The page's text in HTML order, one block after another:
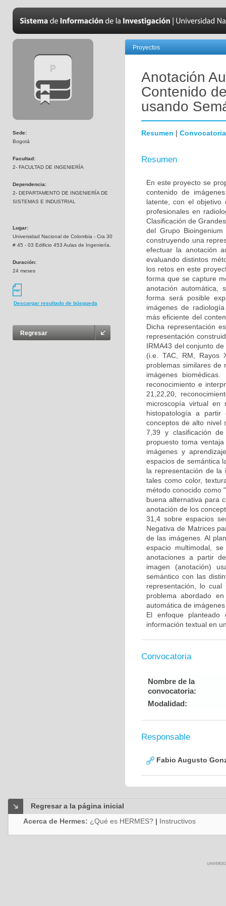
Sede:
Bogotá
Facultad:
2- FACULTAD DE INGENIERÍA
Dependencia:
2- DEPARTAMENTO DE INGENIERÍA DE
SISTEMAS E INDUSTRIAL
Lugar:
Universidad Nacional de Colombia - Cra 30
# 45 - 03 Edificio 453 Aulas de Ingeniería.
Duración:
24 meses
Descargar resultado de búsqueda
Regresar
Proyectos
Anotación
Contenido
usando
Resumen | Convocatoria
Resumen
En este proyecto se
contenido de
latente, con el objetivo
profesionales en
Clasificación de
del Grupo
construyendo una
efectuar la anotación
evaluando distintos
los retos en este
forma que se capture
anotación automática,
forma será posible
imágenes de
más eficiente del
Dicha representación
representación
IRMA43 del conjunto
(i.e. TAC, RM, Rayos
problemas similares de
imágenes
reconocimiento e
21,22,20,
microscopía virtual en
histopatología a
conceptos de alto nivel
7,39 y clasificación
propuesto toma
imágenes y
espacios de semántica
la representación de la
tales como color,
método conocido como
buena alternativa para
anotación de los
31,4 sobre espacios
Negativa de Matrices
de las imágenes. Al
espacio multimodal,
anotaciones a partir
imagen (anotación)
semántico con las
representación, lo
problema abordado
automática de
El enfoque
información textual en
Convocatoria
Nombre de la
convocatoria:
Modalidad:
Responsable
Fabio Augusto
Regresar a la página inicial
Acerca de Hermes: ¿Qué es HERMES? | Instructivos